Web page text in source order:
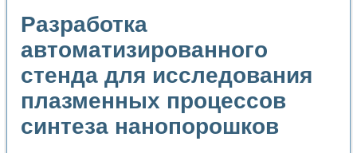
Применение NI VISION для геометрического анализа в
Управление движением с помощью программно -
Определение параметров всплывающих газовых
Система управления асинхронным тиристорным
Лазерный профилометр
Применение средств NATIONAL INSTRUMENTS для
Разработка автоматизированного стенда для
Разработка
автоматизированного
стенда для исследования
плазменных процессов
синтеза нанопорошков